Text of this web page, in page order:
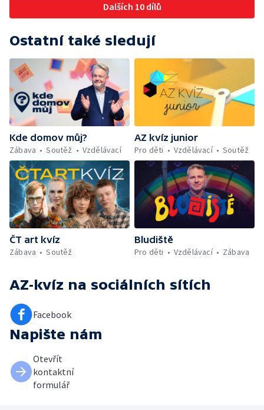
Dalších 10 dílů
Ostatní také sledují
Kde domov můj?
Zábava
Soutěž Vzdělávací
AZ kvíz junior
Pro děti
Vzdělávací Soutěž
ČT art kvíz
Zábava
Soutěž
Bludiště
Pro děti
Vzdělávací Zábava
AZ-kvíz na sociálních sítích
Facebook
Napište nám
Otevřít
kontaktní
formulář